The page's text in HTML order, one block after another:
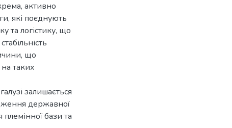
активно
які поєднують
та логістику, що
що
таких
залишається
державної
бази та